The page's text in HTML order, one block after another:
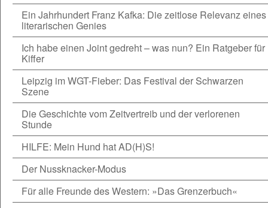
Ein Jahrhundert Franz Kafka: Die zeitlose Relevanz eines
literarischen Genies
Ich habe einen Joint gedreht – was nun? Ein Ratgeber für
Kiffer
Leipzig im WGT-Fieber: Das Festival der Schwarzen
Szene
Die Geschichte vom Zeitvertreib und der verlorenen
Stunde
HILFE: Mein Hund hat AD(H)S!
Der Nussknacker-Modus
Für alle Freunde des Western: »Das Grenzerbuch«